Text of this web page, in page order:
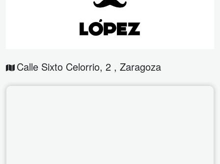
Calle Sixto Celorrio, 2 , Zaragoza